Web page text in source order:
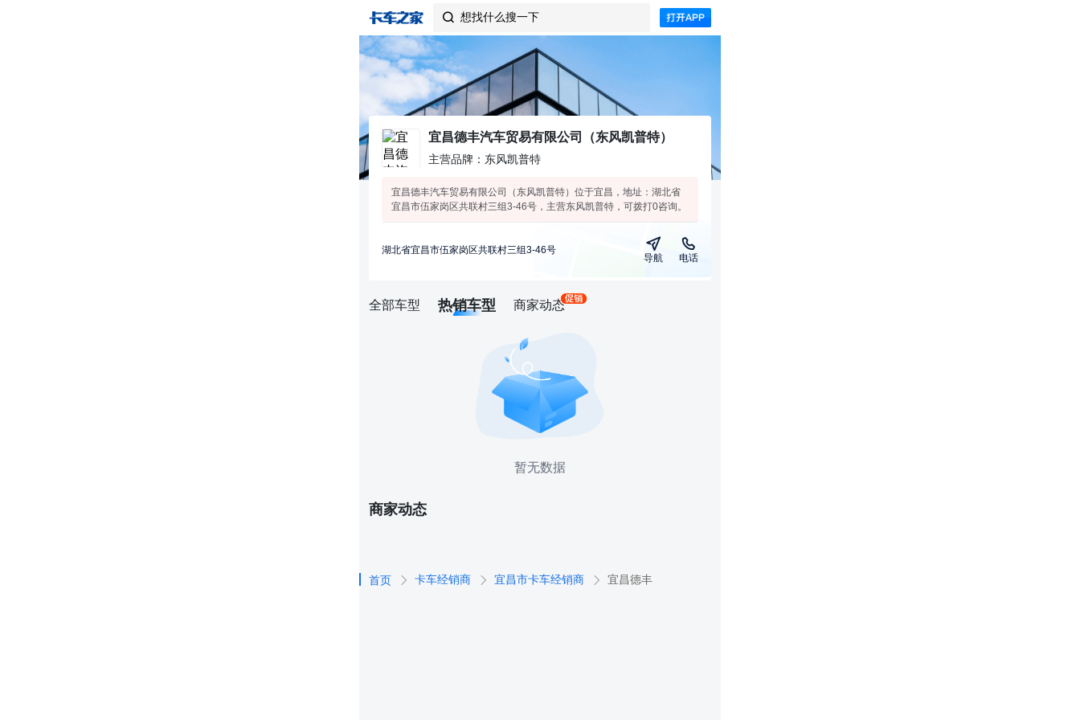
 想找什么搜一下
宜昌德丰汽车贸易有限公司（东风凯普特）
主营品牌：东风凯普特
宜昌德丰汽车贸易有限公司（东风凯普特）位于宜昌，地址：湖北省
宜昌市伍家岗区共联村三组3-46号，主营东风凯普特，可拨打0咨询。
湖北省宜昌市伍家岗区共联村三组3-46号
导航 电话
全部车型 热销车型 商家动态
暂无数据
商家动态
首页 卡车经销商 宜昌市卡车经销商 宜昌德丰